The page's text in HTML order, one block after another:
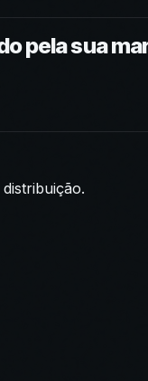
pela sua